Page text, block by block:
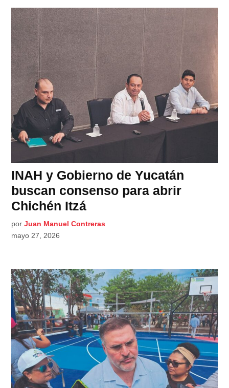
INAH y Gobierno de Yucatán
buscan consenso para abrir
Chichén Itzá
por Juan Manuel Contreras
mayo 27, 2026